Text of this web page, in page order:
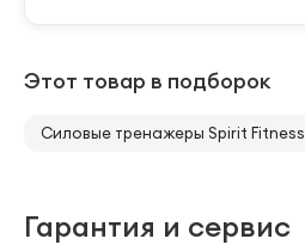
Этот товар в подборок
Силовые тренажеры Spirit Fitness
Гарантия и сервис